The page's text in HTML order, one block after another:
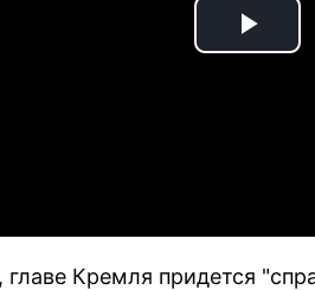
Play
Кремля придется